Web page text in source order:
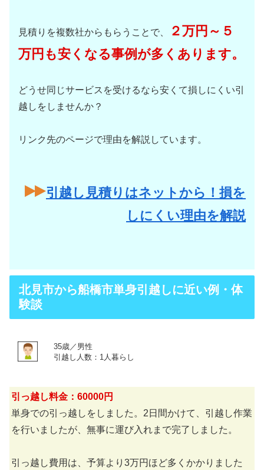
見積りを複数社からもらうことで、
２万円～５
万円も安くなる事例が多くあります。
どうせ同じサービスを受けるなら安くて損しにくい引
越しをしませんか？
リンク先のページで理由を解説しています。
引越し見積りはネットから！損を
しにくい理由を解説
北見市から船橋市単身引越しに近い例・体
験談
35歳／男性
引越し人数：1人暮らし
引っ越し料金：60000円
単身での引っ越しをしました。2日間かけて、引越し作業
を行いましたが、無事に運び入れまで完了しました。
引っ越し費用は、予算より3万円ほど多くかかりました